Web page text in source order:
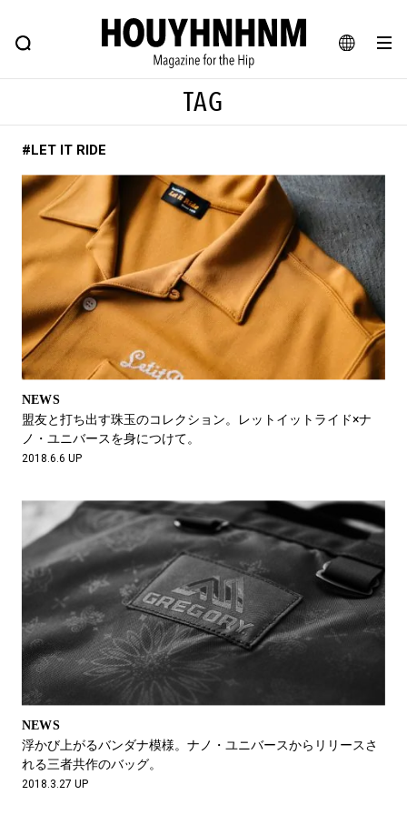
JA
FEATURE BLOG SNAP
ヒップなファッション、カルチャー、ライフスタイルWEBマガジン
#注目のタグ
#SHOPPING ADDICT #憧れの逸品
#ESSENTIAL DESIGNS #古着サミット
#NEW VINTAGE #マイナーグッド図鑑
#路地裏てぃーん。 #MONTHLY JOURNAL
#GH 銘品の所以 #フイナムのYouTube
#Commune H #FOCUS IT
#ととけん #FASHION #MUSIC #MOVIE
#LIFESTYLE
#SPORTS #HANDSOME HANDBOOK
TAG
#LET IT RIDE
NEWS
盟友と打ち出す珠玉のコレクション。レットイットライド×ナ
ノ・ユニバースを身につけて。
2018.6.6 UP
NEWS
浮かび上がるバンダナ模様。ナノ・ユニバースからリリースさ
れる三者共作のバッグ。
2018.3.27 UP